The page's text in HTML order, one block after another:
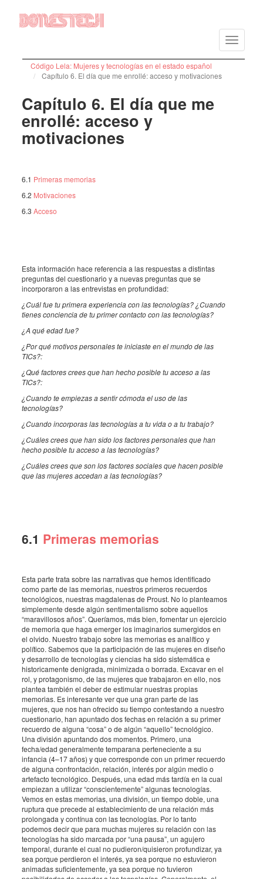
Vés
Toggle
Código Lela: Mujeres y tecnologías en el estado español
Capítulo 6. El día que me enrollé: acceso y motivaciones
Capítulo 6. El día que me
enrollé: acceso y
motivaciones
6.1 Primeras memorias
6.2 Motivaciones
6.3Acceso
Esta información hace referencia a las respuestas a distintas
preguntas del cuestionario y a nuevas preguntas que se
incorporaron a las entrevistas en profundidad:
¿Cuál fue tu primera experiencia con las tecnologías? ¿Cuando
tienes conciencia de tu primer contacto con las tecnologías?
¿A qué edad fue?
¿Por qué motivos personales te iniciaste en el mundo de las
TICs?:
¿Qué factores crees que han hecho posible tu acceso a las
TICs?:
¿Cuando te empiezas a sentir cómoda el uso de las
tecnologías?
¿Cuando incorporas las tecnologías a tu vida o a tu trabajo?
¿Cuáles crees que han sido los factores personales que han
hecho posible tu acceso a las tecnologías?
¿Cuáles crees que son los factores sociales que hacen posible
que las mujeres accedan a las tecnologías?
6.1 Primeras memorias
Esta parte trata sobre las narrativas que hemos identificado
como parte de las memorias, nuestros primeros recuerdos
tecnológicos, nuestras magdalenas de Proust. No lo planteamos
simplemente desde algún sentimentalismo sobre aquellos
“maravillosos años”. Queríamos, más bien, fomentar un ejercicio
de memoria que haga emerger los imaginarios sumergidos en
el olvido. Nuestro trabajo sobre las memorias es analítico y
político. Sabemos que la participación de las mujeres en diseño
y desarrollo de tecnologías y ciencias ha sido sistemática e
historicamente denigrada, minimizada o borrada. Excavar en el
rol, y protagonismo, de las mujeres que trabajaron en ello, nos
plantea también el deber de estimular nuestras propias
memorias. Es interesante ver que una gran parte de las
mujeres, que nos han ofrecido su tiempo contestando a nuestro
cuestionario, han apuntado dos fechas en relación a su primer
recuerdo de alguna “cosa” o de algún “aquello” tecnológico.
Una división apuntando dos momentos. Primero, una
fecha/edad generalmente temparana perteneciente a su
infancia (4–17 años) y que corresponde con un primer recuerdo
de alguna confrontación, relación, interés por algún medio o
artefacto tecnológico. Después, una edad más tardía en la cual
empiezan a utilizar “conscientemente” algunas tecnologías.
Vemos en estas memorias, una división, un tiempo doble, una
ruptura que precede al establecimiento de una relación más
prolongada y contínua con las tecnologías. Por lo tanto
podemos decir que para muchas mujeres su relación con las
tecnologías ha sido marcada por “una pausa”, un agujero
temporal, durante el cual no pudieron/quisieron profundizar, ya
sea porque perdieron el interés, ya sea porque no estuvieron
animadas suficientemente, ya sea porque no tuvieron